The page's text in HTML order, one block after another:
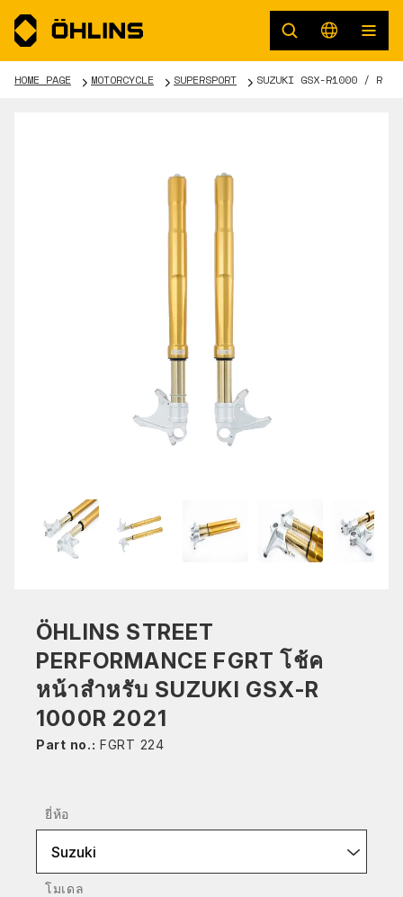
HOME PAGE MOTORCYCLE SUPERSPORT SUZUKI GSX-R1000 / R
ÖHLINS STREET
PERFORMANCE FGRT โช้ค
หน้าสำหรับ SUZUKI GSX-R
1000R 2021
Part no.: FGRT 224
ยี่ห้อ
Suzuki
โมเดล